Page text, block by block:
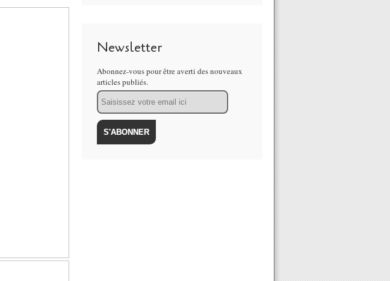
Newsletter
Abonnez-vous pour être averti des nouveaux
articles publiés.
Email